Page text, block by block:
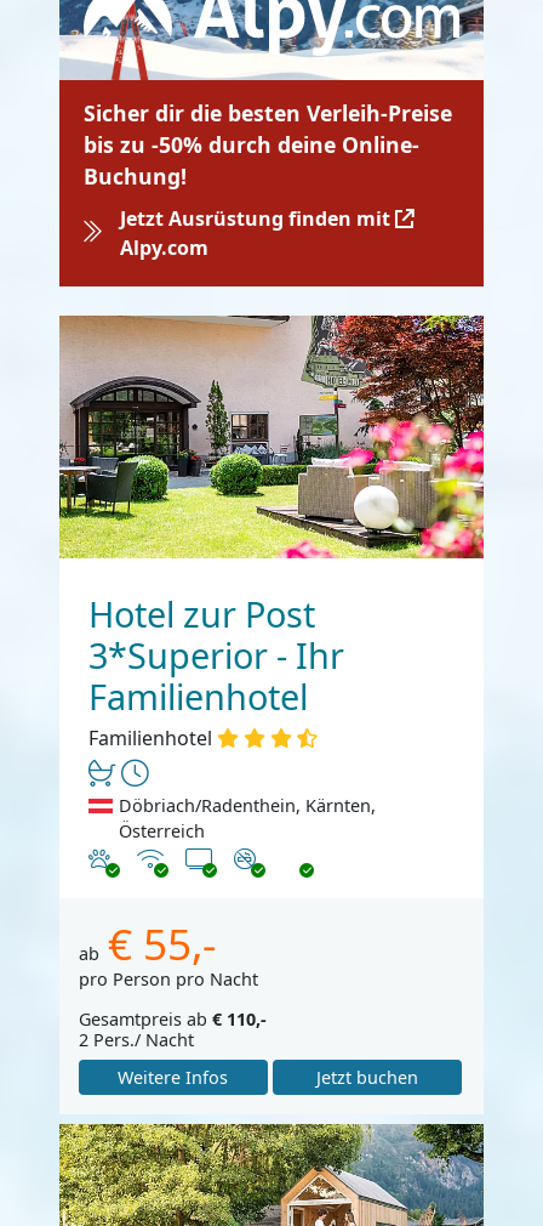
Sicher dir die besten Verleih-Preise
bis zu -50% durch deine Online-
Buchung!
Jetzt Ausrüstung finden mit
Alpy.com
Hotel zur Post
3*Superior - Ihr
Familienhotel
Familienhotel
Döbriach/Radenthein, Kärnten,
Österreich
Haustiere erlaubt
Internet
TV Nichtraucher
ab € 55,-
pro Person pro Nacht
Gesamtpreis ab € 110,-
2 Pers./ Nacht
Weitere Infos
Jetzt buchen